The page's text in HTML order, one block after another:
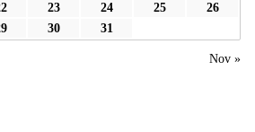
23 24 25
26
30 31
Nov »